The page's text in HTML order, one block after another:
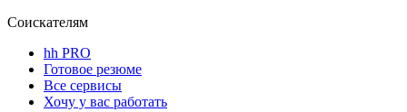
Соискателям
hh PRO
Готовое резюме
Все сервисы
Хочу у вас работать